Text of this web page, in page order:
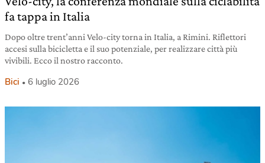
fa tappa in Italia
Dopo oltre trent’anni Velo-city torna in Italia, a Rimini. Riflettori
accesi sulla bicicletta e il suo potenziale, per realizzare città più
vivibili. Ecco il nostro racconto.
Bici 6 luglio 2026